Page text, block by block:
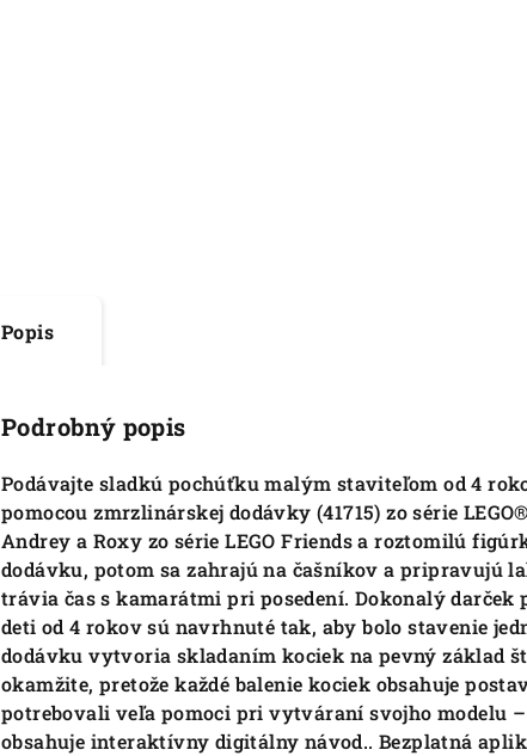
Popis
Podrobný popis
Podávajte sladkú pochúťku malým staviteľom od 4
pomocou zmrzlinárskej dodávky (41715) zo série
Andrey a Roxy zo série LEGO Friends a roztomilú
dodávku, potom sa zahrajú na čašníkov a pripravujú
trávia čas s kamarátmi pri posedení. Dokonalý darček
deti od 4 rokov sú navrhnuté tak, aby bolo stavenie
dodávku vytvoria skladaním kociek na pevný základ
okamžite, pretože každé balenie kociek obsahuje
potrebovali veľa pomoci pri vytváraní svojho modelu
obsahuje interaktívny digitálny návod.. Bezplatná